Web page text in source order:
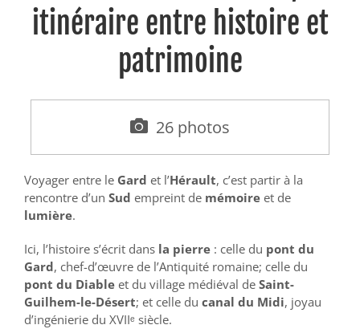
itinéraire entre histoire et
patrimoine
26 photos
Voyager entre le Gard et l’Hérault, c’est partir à la
rencontre d’un Sud empreint de mémoire et de
lumière.
Ici, l’histoire s’écrit dans la pierre : celle du pont du
Gard, chef-d’œuvre de l’Antiquité romaine; celle du
pont du Diable et du village médiéval de Saint-
Guilhem-le-Désert; et celle du canal du Midi, joyau
d’ingénierie du XVIIᵉ siècle.